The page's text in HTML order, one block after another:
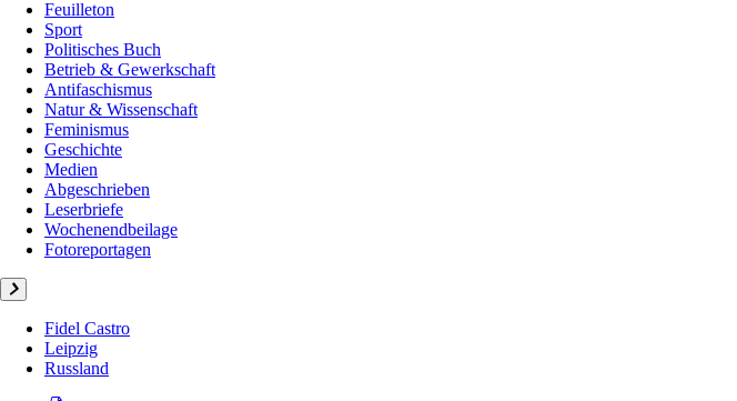
Feuilleton
Sport
Politisches Buch
Betrieb & Gewerkschaft
Antifaschismus
Natur & Wissenschaft
Feminismus
Geschichte
Medien
Abgeschrieben
Leserbriefe
Wochenendbeilage
Fotoreportagen
Fidel Castro
Leipzig
Russland